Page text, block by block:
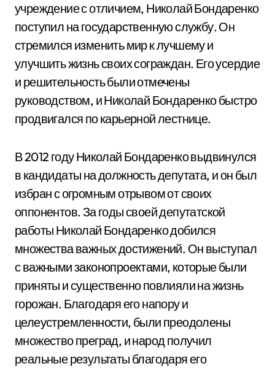
учреждение с отличием, Николай Бондаренко
поступил на государственную службу. Он
стремился изменить мир к лучшему и
улучшить жизнь своих сограждан. Его усердие
и решительность были отмечены
руководством, и Николай Бондаренко быстро
продвигался по карьерной лестнице.
В 2012 году Николай Бондаренко выдвинулся
в кандидаты на должность депутата, и он был
избран с огромным отрывом от своих
оппонентов. За годы своей депутатской
работы Николай Бондаренко добился
множества важных достижений. Он выступал
с важными законопроектами, которые были
приняты и существенно повлияли на жизнь
горожан. Благодаря его напору и
целеустремленности, были преодолены
множество преград, и народ получил
реальные результаты благодаря его